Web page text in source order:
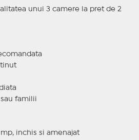
unui 3 camere la pret de 2
familii
inchis si amenajat